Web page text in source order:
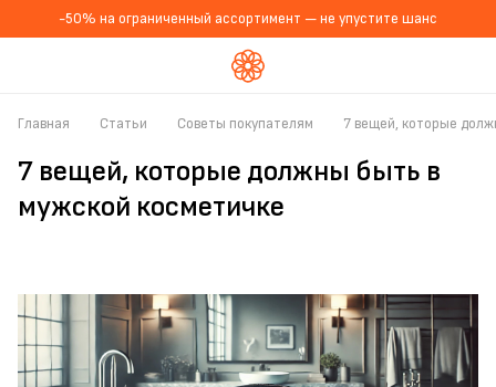
-50% на ограниченный ассортимент — не упустите шанс
Главная Статьи Советы покупателям 7 вещей, которые
7 вещей, которые должны быть в
мужской косметичке